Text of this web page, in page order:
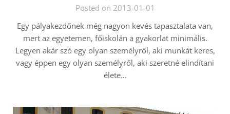
Posted on 2013-01-01
Egy pályakezdőnek még nagyon kevés tapasztalata van,
mert az egyetemen, főiskolán a gyakorlat minimális.
Legyen akár szó egy olyan személyről, aki munkát keres,
vagy éppen egy olyan személyről, aki szeretné elindítani
élete…